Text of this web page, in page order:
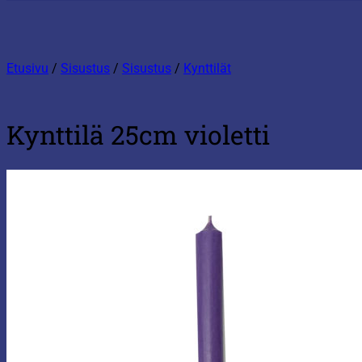
Etusivu / Sisustus / Sisustus / Kynttilät
Kynttilä 25cm violetti